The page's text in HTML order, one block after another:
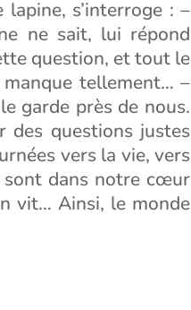
s’interroge : –
ne sait, lui répond
question, et tout le
tellement… –
garde près de nous.
des questions justes
vers la vie, vers
sont dans notre cœur
vit… Ainsi, le monde